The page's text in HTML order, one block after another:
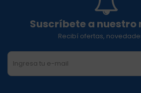
Suscríbete a nuestro
Recibí ofertas,